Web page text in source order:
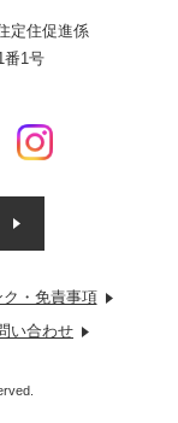
定住促進係
1号
ク・免責事項
い合わせ